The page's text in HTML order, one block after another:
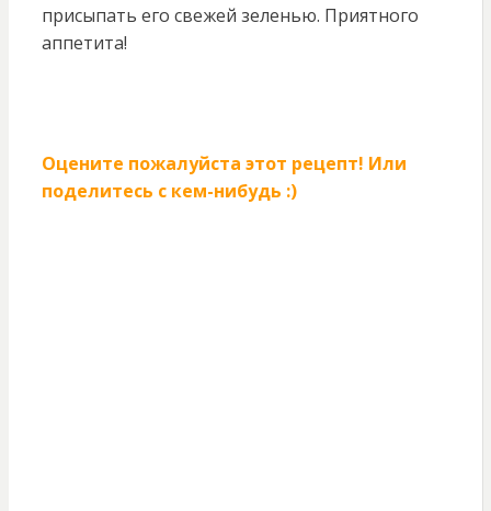
присыпать его свежей зеленью. Приятного
аппетита!
Оцените пожалуйста этот рецепт! Или
поделитесь с кем-нибудь :)